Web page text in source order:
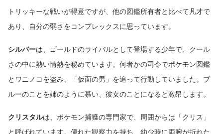
トリッキーな戦いが得意ですが、他の図鑑所有者と比べて凡才で
あり、自分の弱さをコンプレックスに思っています。
シルバーは、ゴールドのライバルとして登場する少年で、クール
さの中に熱い情熱を秘めています。何者かの司令でポケモン図鑑
とワニノコを盗み、「仮面の男」を追って行動していました。ブ
ルーのことを姉のように慕い、彼女のことになると激昂します。
クリスタルは、ポケモン捕獲の専門家で、周囲からは「クリス」
と呼ばれています。優れた観察力を持ち、幼少時に両腕が折れた